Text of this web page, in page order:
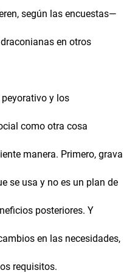
según las encuestas—
en otros
y los
como otra cosa
manera. Primero, grava
se usa y no es un plan de
posteriores. Y
en las necesidades,
requisitos.